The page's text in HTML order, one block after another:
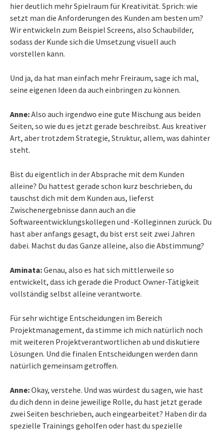
hier deutlich mehr Spielraum für Kreativität. Sprich: wie
setzt man die Anforderungen des Kunden am besten um?
Wir entwickeln zum Beispiel Screens, also Schaubilder,
sodass der Kunde sich die Umsetzung visuell auch
vorstellen kann.
Und ja, da hat man einfach mehr Freiraum, sage ich mal,
seine eigenen Ideen da auch einbringen zu können.
Anne:Also auch irgendwo eine gute Mischung aus beiden
Seiten, so wie du es jetzt gerade beschreibst. Aus kreativer
Art, aber trotzdem Strategie, Struktur, allem, was dahinter
steht.
Bist du eigentlich in der Absprache mit dem Kunden
alleine? Du hattest gerade schon kurz beschrieben, du
tauschst dich mit dem Kunden aus, lieferst
Zwischenergebnisse dann auch an die
Softwareentwicklungskollegen und -Kolleginnen zurück. Du
hast aber anfangs gesagt, du bist erst seit zwei Jahren
dabei. Machst du das Ganze alleine, also die Abstimmung?
Aminata:Genau, also es hat sich mittlerweile so
entwickelt, dass ich gerade die Product Owner-Tätigkeit
vollständig selbst alleine verantworte.
Für sehr wichtige Entscheidungen im Bereich
Projektmanagement, da stimme ich mich natürlich noch
mit weiteren Projektverantwortlichen ab und diskutiere
Lösungen. Und die finalen Entscheidungen werden dann
natürlich gemeinsam getroffen.
Anne:Okay, verstehe. Und was würdest du sagen, wie hast
du dich denn in deine jeweilige Rolle, du hast jetzt gerade
zwei Seiten beschrieben, auch eingearbeitet? Haben dir da
spezielle Trainings geholfen oder hast du spezielle